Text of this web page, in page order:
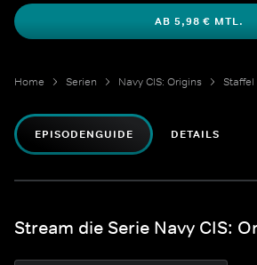
AB 5,98 € MTL.
Home Serien Navy CIS: Origins Staffel
EPISODENGUIDE DETAILS
Stream die Serie Navy CIS: